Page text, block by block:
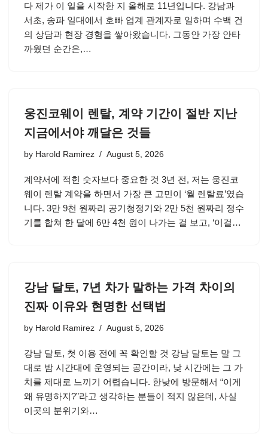
다 제가 이 일을 시작한 지 올해로 11년입니다. 강남과
서초, 송파 일대에서 호빠 업계 관계자로 일하며 수백 건
의 상담과 현장 경험을 쌓아왔습니다. 그동안 가장 안타
까웠던 순간은,…
웅진코웨이 렌탈, 계약 기간이 절반 지난
지금에서야 깨달은 것들
by Harold Ramirez August 5, 2026
계약서에 적힌 숫자보다 중요한 것 3년 전, 저는 웅진코
웨이 렌탈 계약을 하면서 가장 큰 고민이 ‘월 렌탈료’였습
니다. 3만 9천 원짜리 공기청정기와 2만 5천 원짜리 정수
기를 합쳐 한 달에 6만 4천 원이 나가는 걸 보고, ‘이걸…
강남 달토, 7년 차가 말하는 가격 차이의
진짜 이유와 현명한 선택법
by Harold Ramirez August 5, 2026
강남 달토, 첫 이용 전에 꼭 확인할 것 강남 달토는 말 그
대로 밤 시간대에 운영되는 공간이라, 낮 시간에는 그 가
치를 제대로 느끼기 어렵습니다. 한낮에 방문해서 “이게
왜 유명하지?”라고 생각하는 분들이 적지 않은데, 사실
이곳의 분위기와…